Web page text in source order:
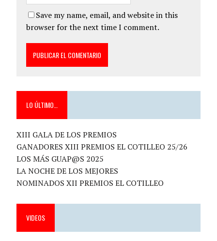
Save my name, email, and website in this
browser for the next time I comment.
LO ÚLTIMO…
XIII GALA DE LOS PREMIOS
GANADORES XIII PREMIOS EL COTILLEO 25/26
LOS MÁS GUAP@S 2025
LA NOCHE DE LOS MEJORES
NOMINADOS XII PREMIOS EL COTILLEO
VIDEOS